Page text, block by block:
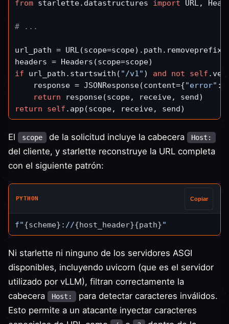
from starlette.datastructures import URL,
# ...
url_path =
if url_path.startswith( "/v1" ) and not self
    response = JSONResponse(content={
"error" :
return
return
self
El scope de la solicitud incluye la cabecera Host:
del cliente, y starlette reconstruye la URL completa
con el siguiente patrón:
PYTHON Copiar
f"{scheme} ://{host_header}{path}"
Ni starlette ni ninguno de los servidores ASGI
disponibles, incluyendo uvicorn (que es el servidor
utilizado por vLLM), filtran correctamente la
cabecera
Host:
para detectar caracteres inválidos.
Esto permite a un atacante inyectar caracteres